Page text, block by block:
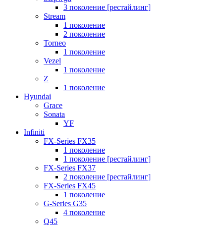
3 поколение [рестайлинг]
Stream
1 поколение
2 поколение
Torneo
1 поколение
Vezel
1 поколение
Z
1 поколение
Hyundai
Grace
Sonata
YF
Infiniti
FX-Series FX35
1 поколение
1 поколение [рестайлинг]
FX-Series FX37
2 поколение [рестайлинг]
FX-Series FX45
1 поколение
G-Series G35
4 поколение
Q45